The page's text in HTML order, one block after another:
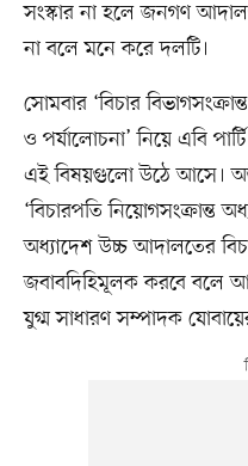
সংস্কার না হলে জনগণ
না বলে মনে করে দলটি।
সোমবার ‘বিচার
ও পর্যালোচনা’ নিয়ে এবি
এই বিষয়গুলো উঠে আসে।
‘বিচারপতি নিয়োগসংক্রান্ত
অধ্যাদেশ উচ্চ আদালতের
জবাবদিহিমূলক করবে বলে
যুগ্ম সাধারণ সম্পাদক